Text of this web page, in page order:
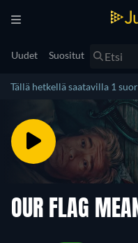
Uudet Suositut
Tällä hetkellä saatavilla 1
OUR FLAG